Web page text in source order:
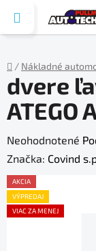
obsah
Domov
/ Nákladné
dvere
ATEGO
Priemerné
hodnotenie
produktu
je
0,0
Neohodnotené
Značka: Covind
AKCIA
VÝPREDAJ
VIAC ZA MENEJ